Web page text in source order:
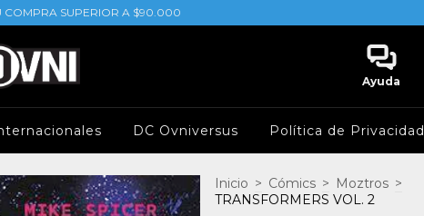
COMPRA SUPERIOR A $90.000
Ayuda
DC Ovniversus Política de Privacidad
Inicio > Cómics > Moztros >
TRANSFORMERS VOL. 2